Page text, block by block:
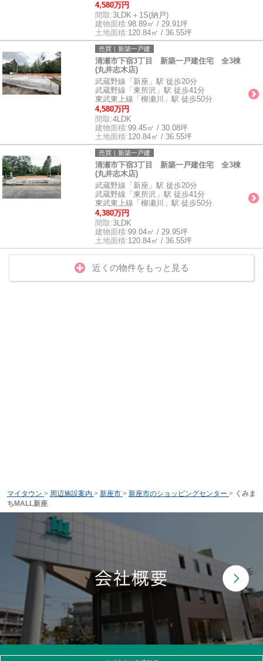
4,580万円
間取:3LDK＋1S(納戸)
建物面積:98.89㎡ / 29.91坪
土地面積:120.84㎡ / 36.55坪
売買｜新築一戸建
清瀬市下宿3丁目 新築一戸建住宅 全3棟
(丸井志木店)
武蔵野線「新座」駅 徒歩20分
武蔵野線「東所沢」駅 徒歩41分
東武東上線「柳瀬川」駅 徒歩50分
4,580万円
間取:4LDK
建物面積:99.45㎡ / 30.08坪
土地面積:120.84㎡ / 36.55坪
売買｜新築一戸建
清瀬市下宿3丁目 新築一戸建住宅 全3棟
(丸井志木店)
武蔵野線「新座」駅 徒歩20分
武蔵野線「東所沢」駅 徒歩41分
東武東上線「柳瀬川」駅 徒歩50分
4,380万円
間取:3LDK
建物面積:99.04㎡ / 29.95坪
土地面積:120.84㎡ / 36.55坪
近くの物件をもっと見る
マイタウン > 周辺施設案内 > 新座市 > 新座市のショッピングセンター > くみま
ちMALL新座